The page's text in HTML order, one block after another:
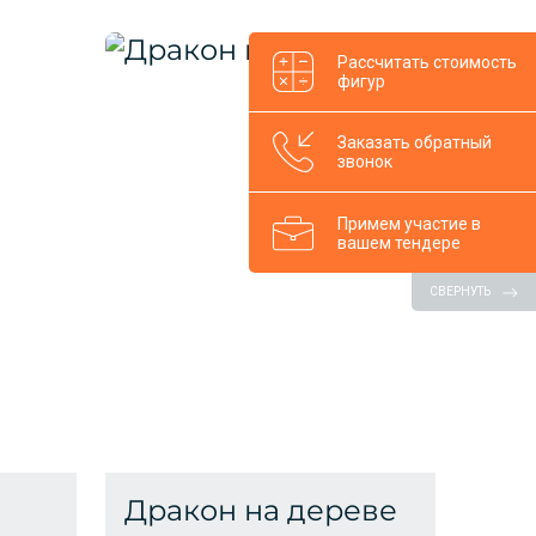
Дракон на дереве
Рассчитать стоимость
фигур
Заказать обратный
звонок
Примем участие в
вашем тендере
СВЕРНУТЬ